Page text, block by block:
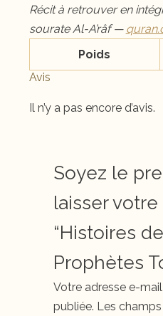
Récit à retrouver en
sourate Al-A’râf —
Poids
Avis
Il n’y a pas encore d’avis.
Soyez le
laisser votre
“Histoires
Prophètes
Votre adresse e-
publiée. Les